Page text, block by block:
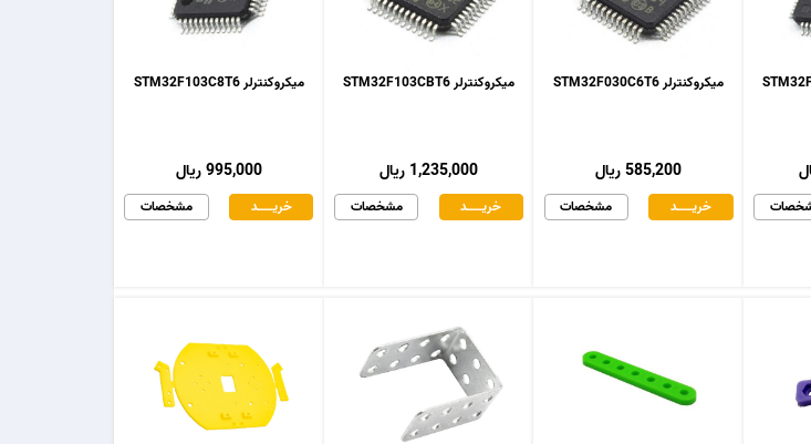
میکروکنترلر STM32F103C8T6
995,000 ریال
مشخصات خریـــــــد
میکروکنترلر STM32F103CBT6
1,235,000 ریال
مشخصات خریـــــــد
میکروکنترلر STM32F030C6T6
585,200 ریال
مشخصات خریـــــــد